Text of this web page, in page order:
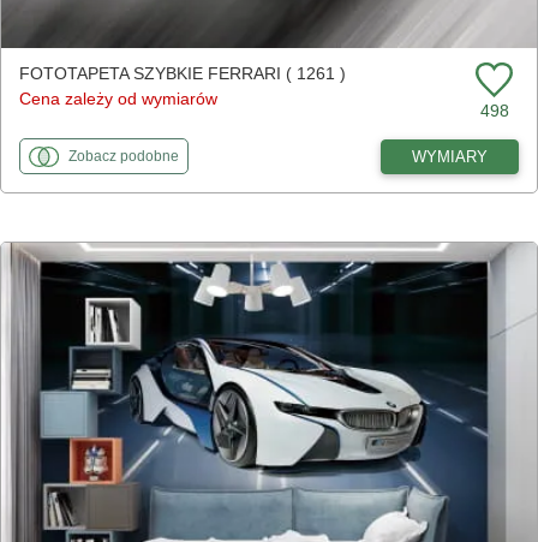
FOTOTAPETA SZYBKIE FERRARI ( 1261 )
Cena zależy od wymiarów
498
Zobaczfototapety
podobnedo Szybkie Ferrari WYMIARY